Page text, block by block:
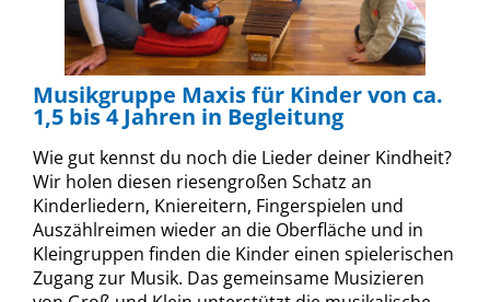
Musikgruppe Maxis für Kinder von ca.
1,5 bis 4 Jahren in Begleitung
Wie gut kennst du noch die Lieder deiner Kindheit?
Wir holen diesen riesengroßen Schatz an
Kinderliedern, Kniereitern, Fingerspielen und
Auszählreimen wieder an die Oberfläche und in
Kleingruppen finden die Kinder einen spielerischen
Zugang zur Musik. Das gemeinsame Musizieren